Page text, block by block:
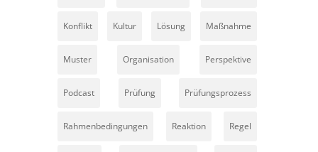
Konflikt Kultur Lösung Maßnahme
Muster Organisation Perspektive
Podcast Prüfung Prüfungsprozess
Rahmenbedingungen Reaktion Regel